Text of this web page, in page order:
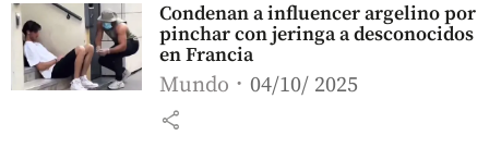
Condenan a influencer argelino por
pinchar con jeringa a desconocidos
en Francia
Mundo 04/10/ 2025
share